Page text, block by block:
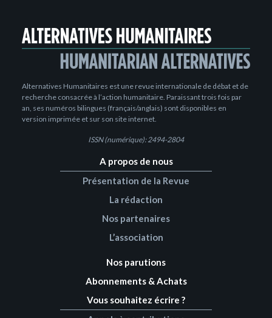
Alternatives Humanitaires est une revue internationale de débat et de
recherche consacrée à l’action humanitaire. Paraissant trois fois par
an, ses numéros bilingues (français/anglais) sont disponibles en
version imprimée et sur son site internet.
ISSN (numérique): 2494-2804
A propos de nous
Présentation de la Revue
La rédaction
Nos partenaires
L’association
Nos parutions
Abonnements & Achats
Vous souhaitez écrire ?